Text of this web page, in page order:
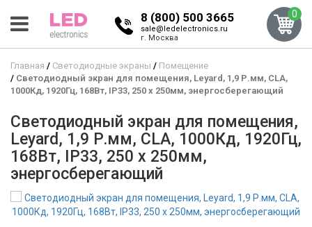
8 (800) 500 3665
sale@ledelectronics.ru
г. Москва
0
Главная Светодиодные экраны
Помещение
Светодиодный экран для помещения, Leyard, 1,9 Р.мм, CLA,
1000Кд, 1920Гц, 168Вт, IP33, 250 x 250мм, энергосберегающий
Светодиодный экран для помещения,
Leyard, 1,9 Р.мм, CLA, 1000Кд, 1920Гц,
168Вт, IP33, 250 x 250мм,
энергосберегающий